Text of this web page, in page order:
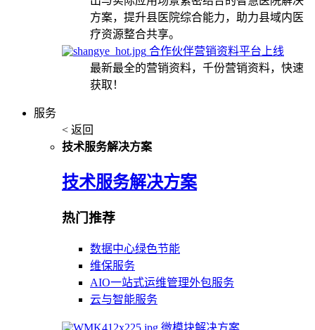
方案，提升县医院综合能力，助力县域内医
疗资源整合共享。
合作伙伴营销资料平台上线
最新最全的营销资料，千份营销资料，快速
获取！
服务
< 返回
技术服务解决方案
技术服务解决方案
热门推荐
数据中心绿色节能
维保服务
AIO一站式运维管理外包服务
云与智能服务
微模块解决方案